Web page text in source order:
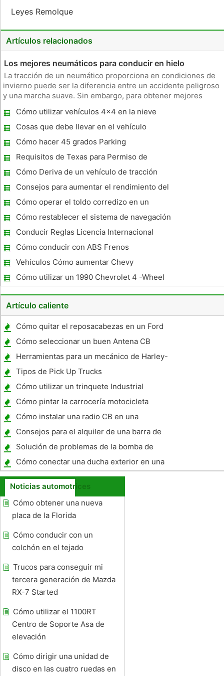
Leyes Remolque
Artículos relacionados
Los mejores neumáticos para conducir en hielo
La tracción de un neumático proporciona en condiciones de
invierno puede ser la diferencia entre un accidente peligroso
y una marcha suave. Sin embargo, para obtener mejores
buena calidad con sistemas como interactivo Dinámica del
vehículo (DI
Cómo utilizar vehículos 4x4 en la nieve
Cosas que debe llevar en el vehículo
durante el tiempo de invierno
Cómo hacer 45 grados Parking
Requisitos de Texas para Permiso de
Conducir
Cómo Deriva de un vehículo de tracción
delantera
Consejos para aumentar el rendimiento del
combustible en un Honda Odyssey
Cómo operar el toldo corredizo en un
Toyota Previa Van
Cómo restablecer el sistema de navegación
en un 98 Blazer
Conducir Reglas Licencia Internacional
Cómo conducir con ABS Frenos
Vehículos Cómo aumentar Chevy
Kilometraje combustible
Cómo utilizar un 1990 Chevrolet 4 -Wheel
Drive
Artículo caliente
Cómo quitar el reposacabezas en un Ford
Mustang 2004
Cómo seleccionar un buen Antena CB
Herramientas para un mecánico de Harley-
Davidson
Tipos de Pick Up Trucks
Cómo utilizar un trinquete Industrial
Strength Amarre
Cómo pintar la carrocería motocicleta
Cómo instalar una radio CB en una
camioneta Ford
Consejos para el alquiler de una barra de
remolque
Solución de problemas de la bomba de
gasolina en una Silverado
Cómo conectar una ducha exterior en una
quinta rueda remolques
Noticias automotrices
Cómo obtener una nueva
placa de la Florida
Cómo conducir con un
colchón en el tejado
Trucos para conseguir mi
tercera generación de Mazda
RX-7 Started
Cómo utilizar el 1100RT
Centro de Soporte Asa de
elevación
Cómo dirigir una unidad de
disco en las cuatro ruedas en